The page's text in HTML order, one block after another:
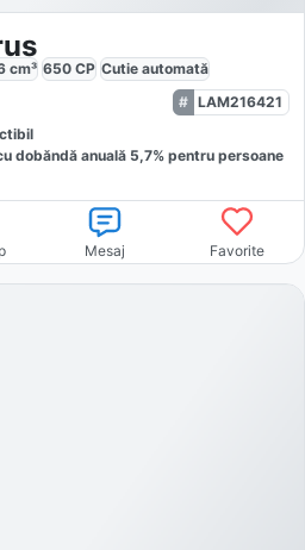
cm³ 650 CP Cutie automată
LAM216421
dobăndă anuală 5,7% pentru persoane
Mesaj Favorite